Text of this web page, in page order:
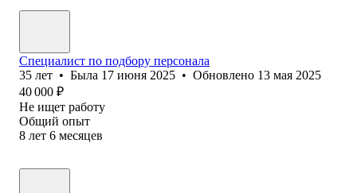
Специалист по подбору персонала
35 лет • Была 17 июня 2025 • Обновлено 13 мая 2025
40 000 ₽
Не ищет работу
Общий опыт
8 лет 6 месяцев